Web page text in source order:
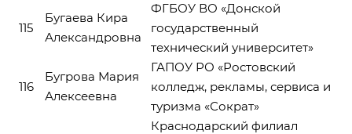
115
Бугаева Кира
Александровна
ФГБОУ ВО «Донской
государственный
технический университет»
116
Бугрова Мария
Алексеевна
ГАПОУ РО «Ростовский
колледж, рекламы, сервиса и
туризма «Сократ»
Краснодарский филиал